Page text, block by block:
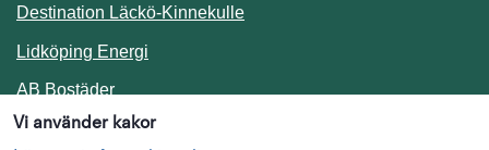
Vi använder kakor
Destination Läckö-KinnekulleLänk till annan webbplats.
Lidköping Energi
AB BostäderLänk till annan webbplats.